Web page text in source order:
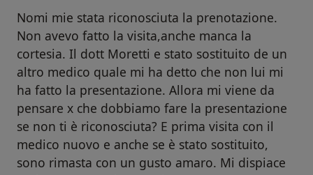
Nomi mie stata riconosciuta la prenotazione.
Non avevo fatto la visita,anche manca la
cortesia. Il dott Moretti e stato sostituito de un
altro medico quale mi ha detto che non lui mi
ha fatto la presentazione. Allora mi viene da
pensare x che dobbiamo fare la presentazione
se non ti è riconosciuta? E prima visita con il
medico nuovo e anche se è stato sostituito,
sono rimasta con un gusto amaro. Mi dispiace